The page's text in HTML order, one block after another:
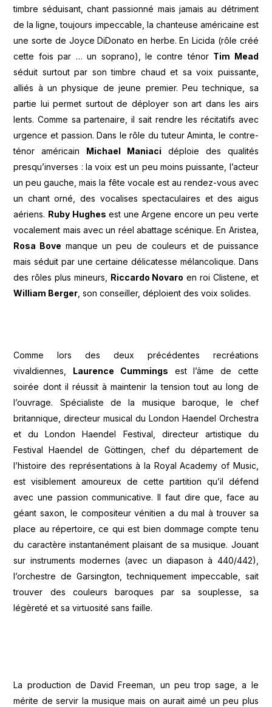
timbre séduisant, chant passionné mais jamais au détriment
de la ligne, toujours impeccable, la chanteuse américaine est
une sorte de Joyce DiDonato en herbe. En Licida (rôle créé
cette fois par … un soprano), le contre ténor Tim Mead
séduit surtout par son timbre chaud et sa voix puissante,
alliés à un physique de jeune premier. Peu technique, sa
partie lui permet surtout de déployer son art dans les airs
lents. Comme sa partenaire, il sait rendre les récitatifs avec
urgence et passion. Dans le rôle du tuteur Aminta, le contre-
ténor américain Michael Maniaci déploie des qualités
presqu’inverses : la voix est un peu moins puissante, l’acteur
un peu gauche, mais la fête vocale est au rendez-vous avec
un chant orné, des vocalises spectaculaires et des aigus
aériens. Ruby Hughes est une Argene encore un peu verte
vocalement mais avec un réel abattage scénique. En Aristea,
Rosa Bove manque un peu de couleurs et de puissance
mais séduit par une certaine délicatesse mélancolique. Dans
des rôles plus mineurs, Riccardo Novaro en roi Clistene, et
William Berger , son conseiller, déploient des voix solides.
Comme lors des deux précédentes recréations
vivaldiennes,
Laurence Cummings est l’âme de cette
soirée dont il réussit à maintenir la tension tout au long de
l’ouvrage. Spécialiste de la musique baroque, le chef
britannique, directeur musical du London Haendel Orchestra
et du London Haendel Festival, directeur artistique du
Festival Haendel de Göttingen, chef du département de
l’histoire des représentations à la Royal Academy of Music,
est visiblement amoureux de cette partition qu’il défend
avec une passion communicative. Il faut dire que, face au
géant saxon, le compositeur vénitien a du mal à trouver sa
place au répertoire, ce qui est bien dommage compte tenu
du caractère instantanément plaisant de sa musique. Jouant
sur instruments modernes (avec un diapason à 440/442),
l’orchestre de Garsington, techniquement impeccable, sait
trouver des couleurs baroques par sa souplesse, sa
légèreté et sa virtuosité sans faille.
La production de David Freeman, un peu trop sage, a le
mérite de servir la musique mais on aurait aimé un peu plus